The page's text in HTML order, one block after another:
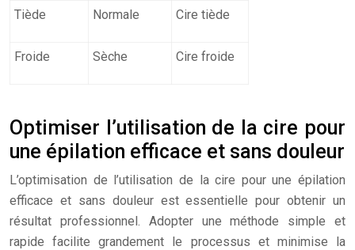
Tiède Normale Cire tiède
Froide Sèche Cire froide
Optimiser l’utilisation de la cire pour
une épilation efficace et sans douleur
L’optimisation de l’utilisation de la cire pour une épilation
efficace et sans douleur est essentielle pour obtenir un
résultat professionnel. Adopter une méthode simple et
rapide facilite grandement le processus et minimise la